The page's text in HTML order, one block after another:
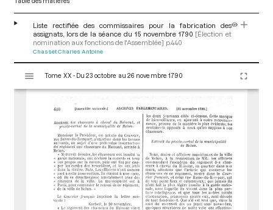
Liste rectifiée des commissaires pour la fabrication des
assignats, lors de la séance du 15 novembre 1790 [Élection et
nomination aux fonctions de l'Assemblée] p.440
Chasset Charles Antoine
s
Tome XX - Du 23 octobre au 26 novembre 1790